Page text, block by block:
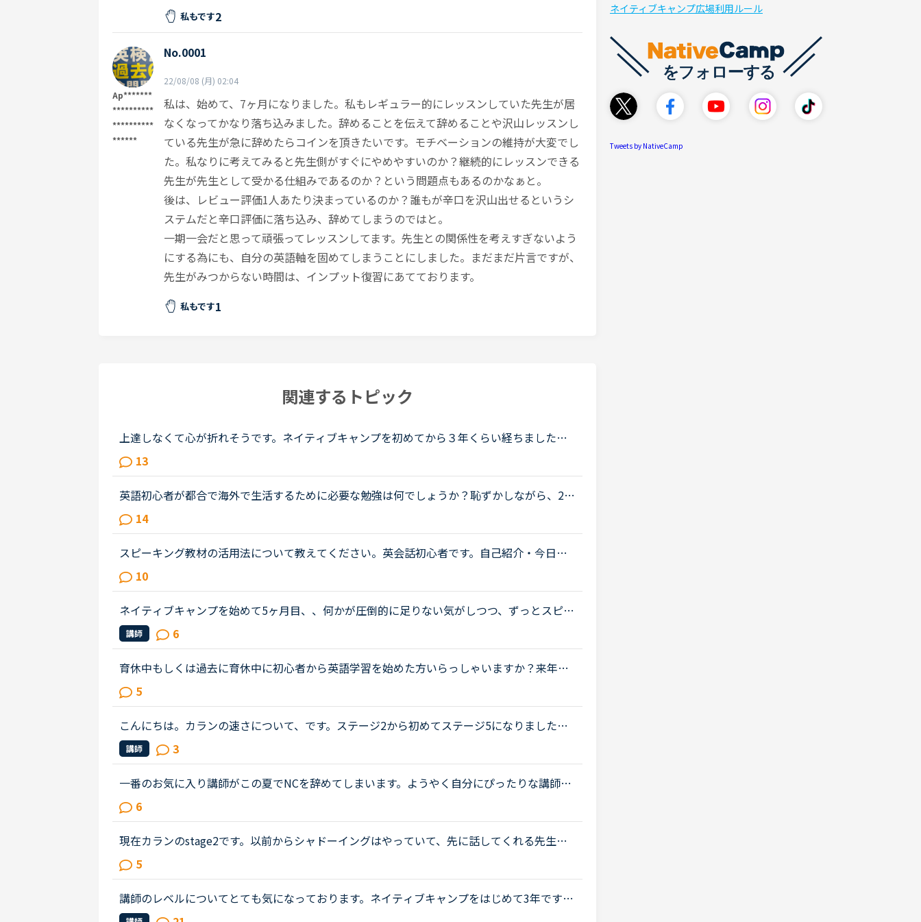
私もです2
Ap*******
**********
**********
******
No.0001
22/08/08 (月) 02:04
私は、始めて、7ヶ月になりました。私もレギュラー的にレッスンしていた先生が居
なくなってかなり落ち込みました。辞めることを伝えて辞めることや沢山レッスンし
ている先生が急に辞めたらコインを頂きたいです。モチベーションの維持が大変でし
た。私なりに考えてみると先生側がすぐにやめやすいのか？継続的にレッスンできる
先生が先生として受かる仕組みであるのか？という問題点もあるのかなぁと。
後は、レビュー評価1人あたり決まっているのか？誰もが辛口を沢山出せるというシ
ステムだと辛口評価に落ち込み、辞めてしまうのではと。
一期一会だと思って頑張ってレッスンしてます。先生との関係性を考えすぎないよう
にする為にも、自分の英語軸を固めてしまうことにしました。まだまだ片言ですが、
先生がみつからない時間は、インプット復習にあてております。
私もです1
関連するトピック
上達しなくて心が折れそうです。ネイティブキャンプを初めてから３年くらい経ちましたが
なかなか上達せずに心が折れそうです。３年前の自分と比べれば、多少は話せるようになっ
たと思いますが、３年経ってもこれ...
13
英語初心者が都合で海外で生活するために必要な勉強は何でしょうか？恥ずかしながら、20
年ほど英語からは遠ざかってきました。ほぼしゃべれません。現在カランSTAGE1から始めS
TAGE3に入ったところです。こちらは...
14
スピーキング教材の活用法について教えてください。英会話初心者です。自己紹介・今日何
してた？の問いかけに何とか答えられる程度でリスニング・スピーキング共にまだまだ…と
いうレベルです。海外旅行が好きなの...
10
ネイティブキャンプを始めて5ヶ月目、、何かが圧倒的に足りない気がしつつ、ずっとスピー
キング（ここでのレッスン）だけしかしておらず、ようやくインプットの大事さに気づきつ
つも、継続学習に心が折れそうにな...
講師 6
育休中もしくは過去に育休中に初心者から英語学習を始めた方いらっしゃいますか？来年４
月まで育休予定で現在４歳と10ヶ月の子育て中です。まだ復職もしていないのに毎日バタバ
タで気力体力奪われ、１日１レッス...
5
こんにちは。カランの速さについて、です。ステージ2から初めてステージ5になりました。4
の始め頃から、いつも受けている先生の速さが少し遅いと感じるようになりました。初めて
自転車を補助輪なして漕げるように...
講師 3
一番のお気に入り講師がこの夏でNCを辞めてしまいます。ようやく自分にぴったりな講師に
出会えたと思いどんなにモチベーションが低い時でもこの講師のおかげで楽しく英語学習を
続けてこられました。自身は講師の...
6
現在カランのstage2です。以前からシャドーイングはやっていて、先に話してくれる先生だ
とその先生が話し始めたすぐ後に続いて話すことは出来るのですが、本日カランであたった
先生は、質問後に私の回答を待つ先...
5
講師のレベルについてとても気になっております。ネイティブキャンプをはじめて3年です。
文法と発音の基礎から始めてきたおかげで、段々と言いたいことを表現でき、先生の話して
ネイティブキャンプ広場利用ルール
Tweets by NativeCamp